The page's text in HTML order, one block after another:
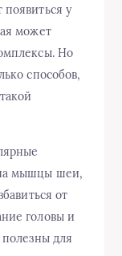
у
может
Но
способов,
мышцы шеи,
от
головы и
для